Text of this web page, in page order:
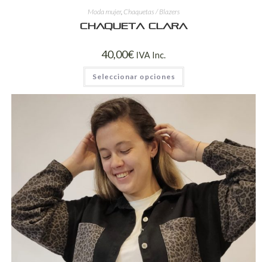
Moda mujer, Chaquetas / Blazers
Chaqueta Clara
40,00€ IVA Inc.
Seleccionar opciones